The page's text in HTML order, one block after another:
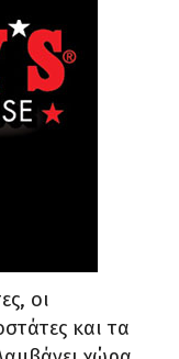
οι
και τα